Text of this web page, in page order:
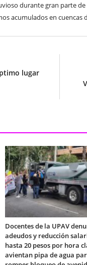
durante gran parte
acumulados en cuencas
lugar
Docentes de la UPAV
adeudos y reducción
hasta 20 pesos por hora
avientan pipa de agua